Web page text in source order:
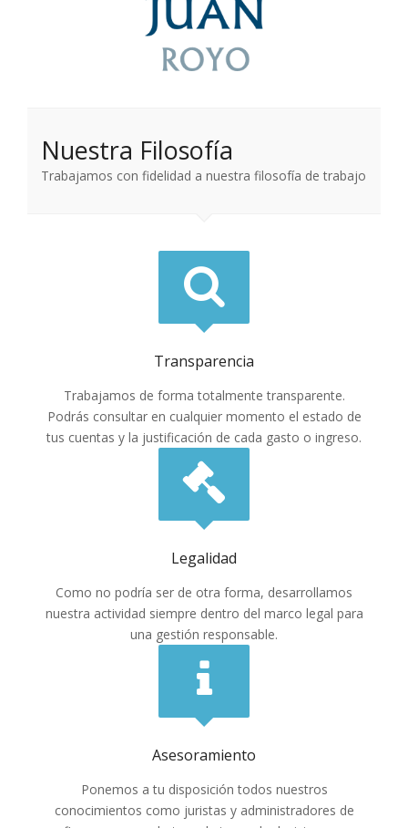
Nuestra Filosofía
Trabajamos con fidelidad a nuestra filosofía de trabajo
Transparencia
Trabajamos de forma totalmente transparente.
Podrás consultar en cualquier momento el estado de
tus cuentas y la justificación de cada gasto o ingreso.
Legalidad
Como no podría ser de otra forma, desarrollamos
nuestra actividad siempre dentro del marco legal para
una gestión responsable.
Asesoramiento
Ponemos a tu disposición todos nuestros
conocimientos como juristas y administradores de